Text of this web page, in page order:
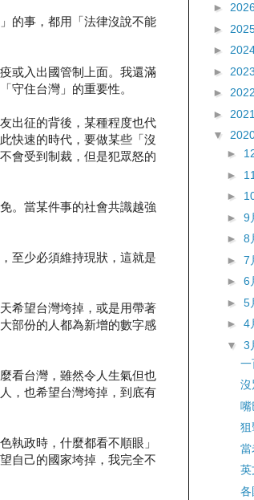
的事，都用「法律沒說不能
或入出國管制上面。我還滿
守住台灣」的重要性。
出征的背後，某種程度也代
快速的時代，要做某些「沒
會受到制裁，但是犯眾怒的
。當某件事的社會共識越強
至少必須維持現狀，這就是
希望台灣垮掉，或是用帶著
部份的人都為新增的數字感
看台灣，雖然令人生氣但也
，也希望台灣垮掉，到底有
執政時，什麼都看不順眼」
自己的國家垮掉，我完全不
► 2026
►
►
► 2023
► 2022
► 2021
▼
►
►
►
► 9
► 8
► 7
► 6
► 5
► 4
▼ 3
一
沒
嘴
狙
當
英
各